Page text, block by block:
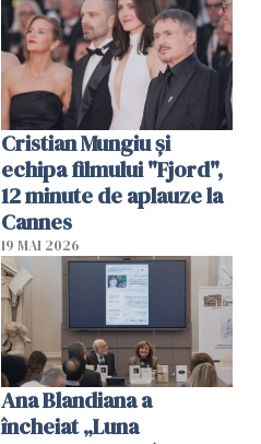
românească
Cristian Mungiu şi
echipa filmului "Fjord",
12 minute de aplauze la
Cannes
19 MAI 2026
Ana Blandiana a
încheiat „Luna